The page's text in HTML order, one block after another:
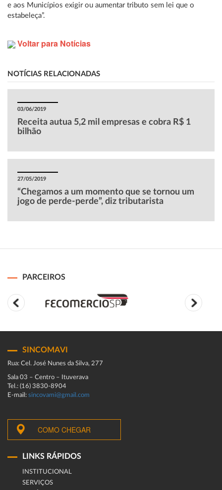
e aos Municípios exigir ou aumentar tributo sem lei que o
estabeleça”.
Voltar para Notícias
NOTÍCIAS RELACIONADAS
03/06/2019
Receita autua 5,2 mil empresas e cobra R$ 1
bilhão
27/05/2019
“Chegamos a um momento que se tornou um
jogo de perde-perde”, diz tributarista
PARCEIROS
SINCOMAVI
Rua: Cel. José Nunes da Silva, 277
Sala 03 – Centro – Ituverava
Tel.: (16) 3830-8904
E-mail: sincovami@gmail.com
COMO CHEGAR
LINKS RÁPIDOS
INSTITUCIONAL
SERVIÇOS